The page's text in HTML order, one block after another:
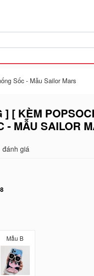
Sốc - Mẫu Sailor Mars
] [ KÈM
- MẪU SAILOR
đánh giá
Mẫu B